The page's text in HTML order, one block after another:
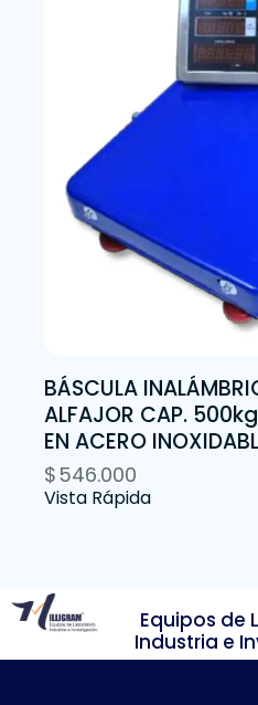
BÁSCULA
ALFAJOR CAP.
EN ACERO
$ 546.000
Vista Rápida
Equipos de
Industria e